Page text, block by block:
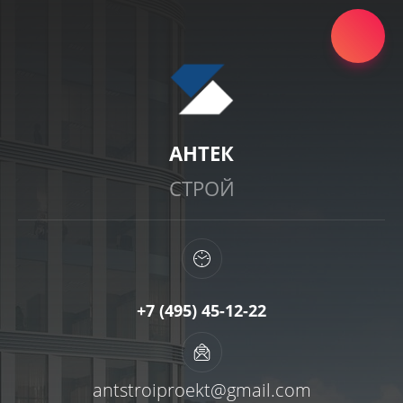
АНТЕК
СТРОЙ
+7 (495) 45-12-22
antstroiproekt@gmail.com